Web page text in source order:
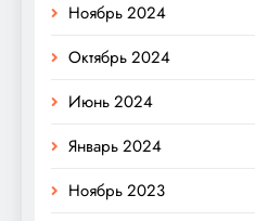
Ноябрь 2024
Октябрь 2024
Июнь 2024
Январь 2024
Ноябрь 2023